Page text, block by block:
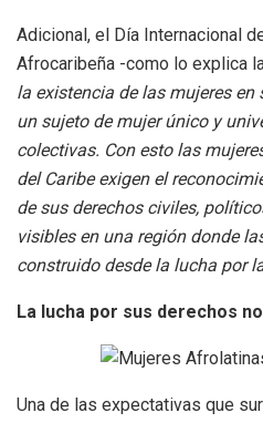
Adicional, el Día Internacional
Afrocaribeña -como lo explica
la existencia de las mujeres en
un sujeto de mujer único y
colectivas. Con esto las
del Caribe exigen el
de sus derechos civiles,
visibles en una región donde
construido desde la lucha por
La lucha por sus derechos
Una de las expectativas que